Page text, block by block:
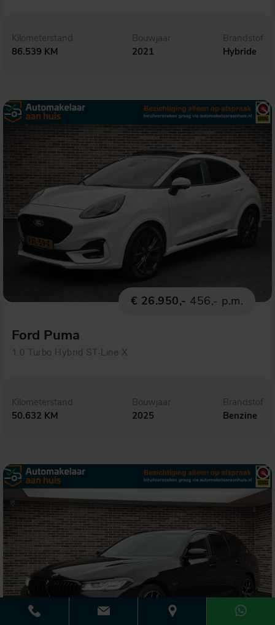
Kilometerstand
86.539 KM
Bouwjaar
2021
Brandstof
Hybride
€ 26.950,- 456,- p.m.
Ford Puma
1.0 Turbo Hybrid ST-Line X
Kilometerstand
50.632 KM
Bouwjaar
2025
Brandstof
Benzine